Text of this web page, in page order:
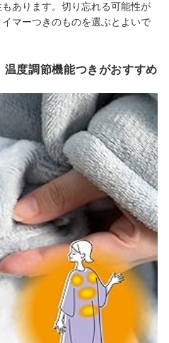
あります。切り忘れる可能性が
マーつきのものを選ぶとよいで
度調節機能つきがおすすめ